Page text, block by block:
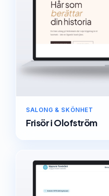
SALONG & SKÖNHET
FrisöriOlofström